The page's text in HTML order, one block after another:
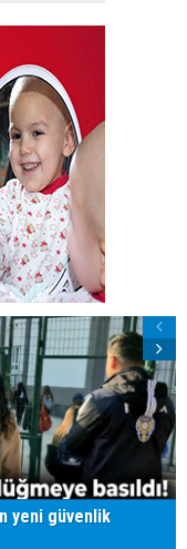
yeni güvenlik